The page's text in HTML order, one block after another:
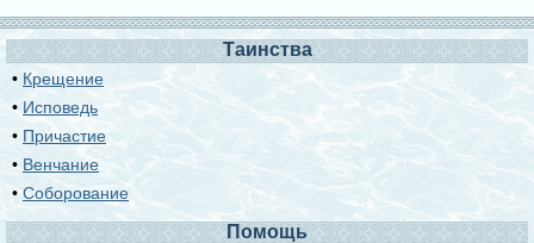
Таинства
• Крещение
• Исповедь
• Причастие
• Венчание
•Соборование
Помощь